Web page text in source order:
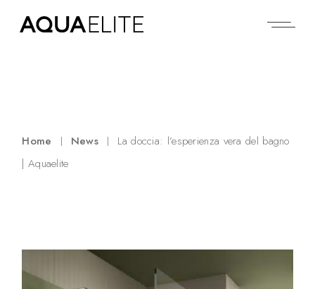
Home News
La doccia: l’esperienza vera del bagno
| Aquaelite